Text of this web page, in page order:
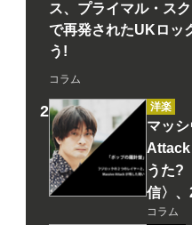
ス、プライマル・ス
で再発されたUKロッ
う!
コラム
洋楽
マッ
Attack
うた?
信〉
コラム